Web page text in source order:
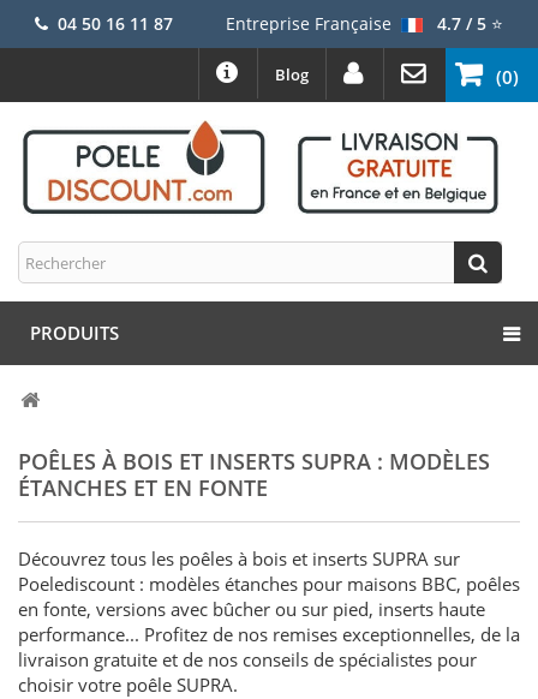
04 50 16 11 87 Entreprise Française 4.7 / 5⭐
(0)
Blog
PRODUITS
POÊLES À BOIS ET INSERTS SUPRA : MODÈLES
ÉTANCHES ET EN FONTE
Découvrez tous les poêles à bois et inserts SUPRA sur
Poelediscount : modèles étanches pour maisons BBC, poêles
en fonte, versions avec bûcher ou sur pied, inserts haute
performance... Profitez de nos remises exceptionnelles, de la
livraison gratuite et de nos conseils de spécialistes pour
choisir votre poêle SUPRA.